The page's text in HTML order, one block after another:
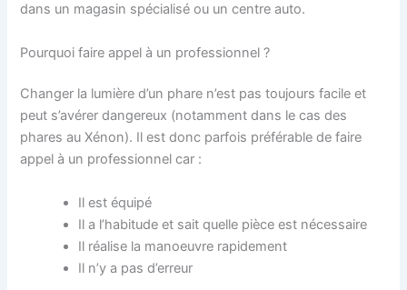
dans un magasin spécialisé ou un centre auto.
Pourquoi faire appel à un professionnel ?
Changer la lumière d’un phare n’est pas toujours facile et
peut s’avérer dangereux (notamment dans le cas des
phares au Xénon). Il est donc parfois préférable de faire
appel à un professionnel car :
Il est équipé
Il a l’habitude et sait quelle pièce est nécessaire
Il réalise la manoeuvre rapidement
Il n’y a pas d’erreur